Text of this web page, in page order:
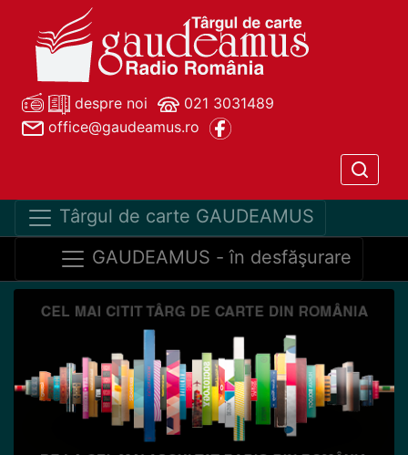
despre noi
021 3031489
office@gaudeamus.ro
Târgul de carte GAUDEAMUS
GAUDEAMUS - în desfăşurare